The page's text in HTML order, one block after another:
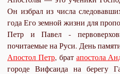
Он избрал из числа
года Его земной жизни для
Петр и Павел -
почитаемые на Руси. День
Апостол Петр, брат апостола
городе Вифсаида на берегу